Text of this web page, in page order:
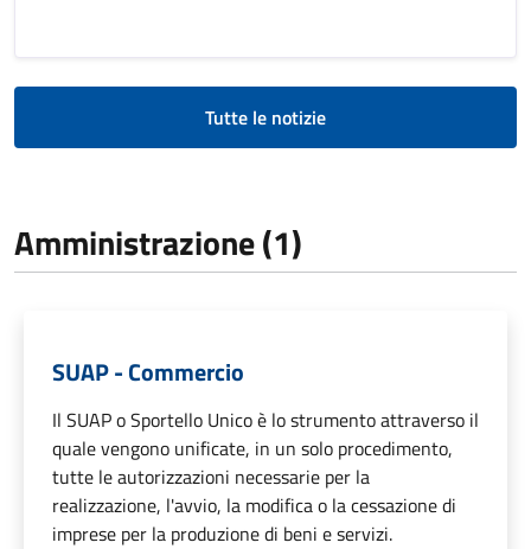
Tutte le notizie
Amministrazione (1)
SUAP - Commercio
Il SUAP o Sportello Unico è lo strumento attraverso il
quale vengono unificate, in un solo procedimento,
tutte le autorizzazioni necessarie per la
realizzazione, l'avvio, la modifica o la cessazione di
imprese per la produzione di beni e servizi.